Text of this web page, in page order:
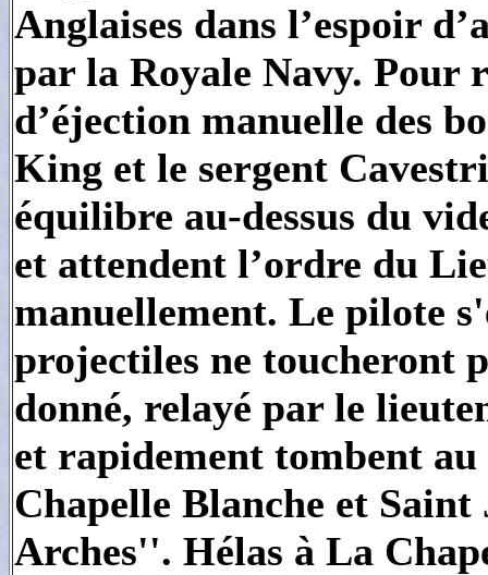
Anglaises dans l’espoir
par la Royale Navy. Pour
d’éjection manuelle des
King et le sergent
équilibre au-dessus du
et attendent l’ordre du
manuellement. Le pilote
projectiles ne toucheront
donné, relayé par le
et rapidement tombent
Chapelle Blanche et
Arches''. Hélas à La